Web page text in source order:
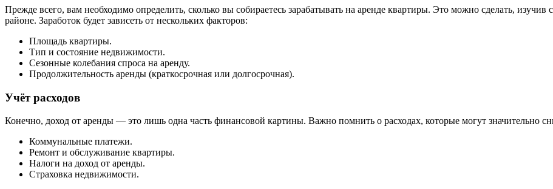
Прежде всего, вам необходимо определить, сколько вы собираетесь зарабатывать на аренде квартиры. Это можно сделать,
районе. Заработок будет зависеть от нескольких факторов:
Площадь квартиры.
Тип и состояние недвижимости.
Сезонные колебания спроса на аренду.
Продолжительность аренды (краткосрочная или долгосрочная).
Учёт расходов
Конечно, доход от аренды — это лишь одна часть финансовой картины. Важно помнить о расходах, которые могут значительно
Коммунальные платежи.
Ремонт и обслуживание квартиры.
Налоги на доход от аренды.
Страховка недвижимости.